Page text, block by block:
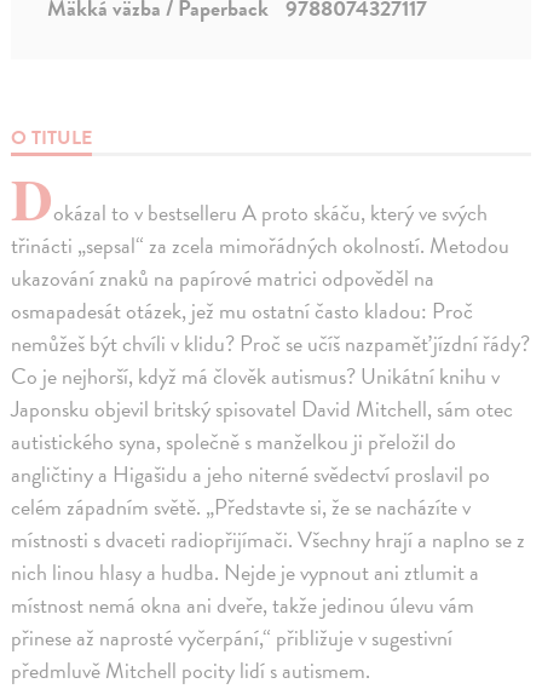
O TITULE
Dokázal to v bestselleru A proto skáču, který ve svých
třinácti „sepsal“ za zcela mimořádných okolností. Metodou
ukazování znaků na papírové matrici odpověděl na
osmapadesát otázek, jež mu ostatní často kladou: Proč
nemůžeš být chvíli v klidu? Proč se učíš nazpaměť jízdní řády?
Co je nejhorší, když má člověk autismus? Unikátní knihu v
Japonsku objevil britský spisovatel David Mitchell, sám otec
autistického syna, společně s manželkou ji přeložil do
angličtiny a Higašidu a jeho niterné svědectví proslavil po
celém západním světě. „Představte si, že se nacházíte v
místnosti s dvaceti radiopřijímači. Všechny hrají a naplno se z
nich linou hlasy a hudba. Nejde je vypnout ani ztlumit a
místnost nemá okna ani dveře, takže jedinou úlevu vám
přinese až naprosté vyčerpání,“ přibližuje v sugestivní
předmluvě Mitchell pocity lidí s autismem.
Mäkká väzba / Paperback 9788074327117